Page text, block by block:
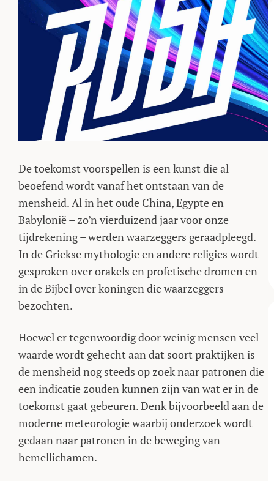
De toekomst voorspellen is een kunst die al
beoefend wordt vanaf het ontstaan van de
mensheid. Al in het oude China, Egypte en
Babylonië – zo’n vierduizend jaar voor onze
tijdrekening – werden waarzeggers geraadpleegd.
In de Griekse mythologie en andere religies wordt
gesproken over orakels en profetische dromen en
in de Bijbel over koningen die waarzeggers
bezochten.
Hoewel er tegenwoordig door weinig mensen veel
waarde wordt gehecht aan dat soort praktijken is
de mensheid nog steeds op zoek naar patronen die
een indicatie zouden kunnen zijn van wat er in de
toekomst gaat gebeuren. Denk bijvoorbeeld aan de
moderne meteorologie waarbij onderzoek wordt
gedaan naar patronen in de beweging van
hemellichamen.